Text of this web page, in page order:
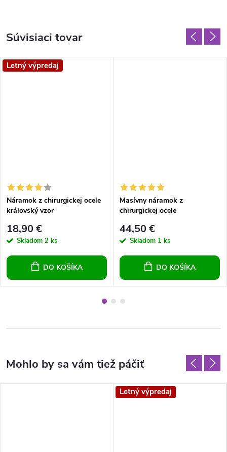
Súvisiaci tovar
Letný výpredaj
Náramok z chirurgickej ocele
kráľovský vzor
18,90 €
Skladom 2 ks
DO KOŠÍKA
Masívny náramok z
chirurgickej ocele
44,50 €
Skladom 1 ks
DO KOŠÍKA
Letný výpredaj